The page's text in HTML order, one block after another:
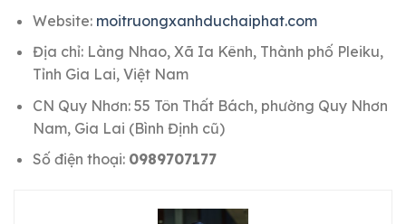
Website: moitruongxanhduchaiphat.com
Địa chỉ: Làng Nhao, Xã Ia Kênh, Thành phố Pleiku,
Tỉnh Gia Lai, Việt Nam
CN Quy Nhơn: 55 Tôn Thất Bách, phường Quy Nhơn
Nam, Gia Lai (Bình Định cũ)
Số điện thoại: 0989707177